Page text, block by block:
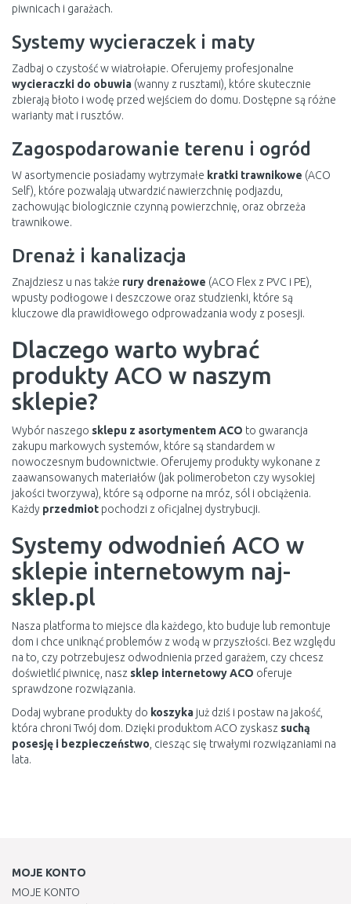
piwnicach i garażach.
Systemy wycieraczek i maty
Zadbaj o czystość w wiatrołapie. Oferujemy profesjonalne
wycieraczki do obuwia (wanny z rusztami), które skutecznie
zbierają błoto i wodę przed wejściem do domu. Dostępne są różne
warianty mat i rusztów.
Zagospodarowanie terenu i ogród
W asortymencie posiadamy wytrzymałe kratki trawnikowe (ACO
Self), które pozwalają utwardzić nawierzchnię podjazdu,
zachowując biologicznie czynną powierzchnię, oraz obrzeża
trawnikowe.
Drenaż i kanalizacja
Znajdziesz u nas także rury drenażowe (ACO Flex z PVC i PE),
wpusty podłogowe i deszczowe oraz studzienki, które są
kluczowe dla prawidłowego odprowadzania wody z posesji.
Dlaczego warto wybrać
produkty ACO w naszym
sklepie?
Wybór naszego sklepu z asortymentem ACO to gwarancja
zakupu markowych systemów, które są standardem w
nowoczesnym budownictwie. Oferujemy produkty wykonane z
zaawansowanych materiałów (jak polimerobeton czy wysokiej
jakości tworzywa), które są odporne na mróz, sól i obciążenia.
Każdy przedmiot pochodzi z oficjalnej dystrybucji.
Systemy odwodnień ACO w
sklepie internetowym naj-
sklep.pl
Nasza platforma to miejsce dla każdego, kto buduje lub remontuje
dom i chce uniknąć problemów z wodą w przyszłości. Bez względu
na to, czy potrzebujesz odwodnienia przed garażem, czy chcesz
doświetlić piwnicę, nasz sklep internetowy ACO oferuje
sprawdzone rozwiązania.
Dodaj wybrane produkty do koszyka już dziś i postaw na jakość,
która chroni Twój dom. Dzięki produktom ACO zyskasz suchą
posesję i bezpieczeństwo , ciesząc się trwałymi rozwiązaniami na
lata.
MOJE KONTO
MOJE KONTO